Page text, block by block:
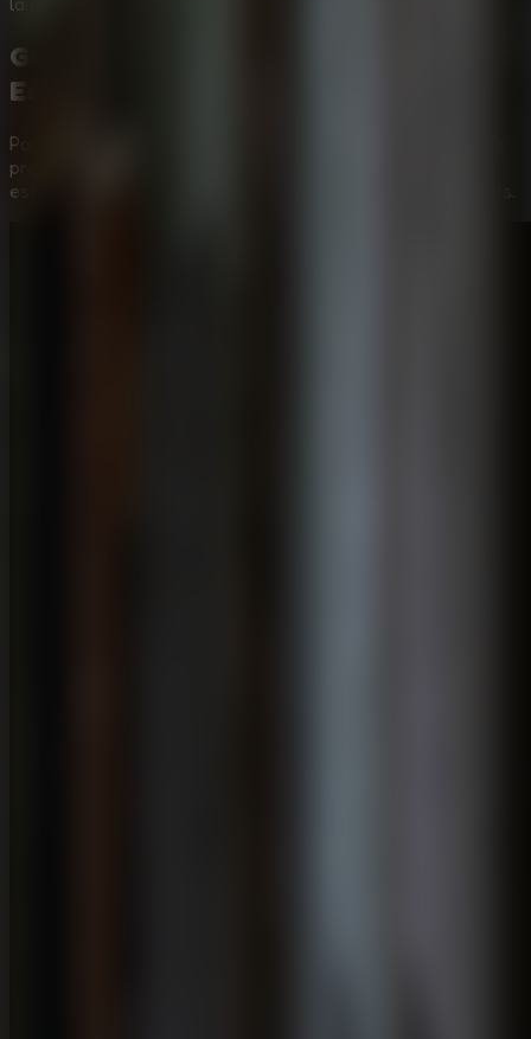
Guía en Vídeo:
Escape 2
Para ayudarte a superar
preparado un vídeo paso a paso que muestra las
estrategias más eficientes para resolver todos los acertijos.